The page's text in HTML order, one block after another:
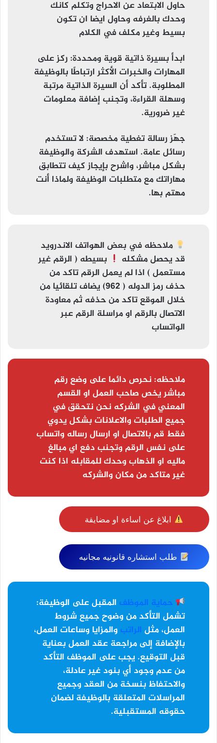
حاول الابتعاد عن الاحراج وتكلم كانك
وحدك بالغرفه وحاول ايضا ان تكون
بسيط وغير مكلف في الكلام
ابدأ بسيرة ذاتية قوية ومحددة: ركز على
المهارات والخبرات الأكثر ارتباطًا بالوظيفة
المطلوبة. تأكد أن السيرة الذاتية مرتبة
وسهلة القراءة، وتجنب إضافة معلومات
غير ضرورية.
جهّز رسالة تغطية مخصصة: لا تستخدم
رسائل عامة. استهدف الشركة والوظيفة
بشكل مباشر، واشرح بإيجاز كيف تتطابق
مهاراتك مع متطلبات الوظيفة ولماذا أنت
مهتم بها.
ملاحظهفي بعض الهواتف الاندرويد
قد يحصل مشكله
بسيطه ( الرقم غير
مستعمل ) اذا لم يعمل الرقم تاكد من
حذف رمز الدوله ( 962) يضاف تلقائيا من
خلال الموقع تاكد من حذفه ثم معاودة
الاتصال بالرقم او مراسلة الرقم عبر
الواتساب
ملاحظه: نحرص دائما على وضع رقم
مباشر يخص صاحب العمل او القسم
المعني في الشركه نحن نتحقق في
جميع الطلبات والاعلانات بشكل يدوي
فقط قم بالاتصال او ارسال رساله واتساب
على نفس الرقم وتجنب دفع اي مبالغ
ماليه او الذهاب وحدك للمقابله اذا كنت
غير متاكد من مكان والشركه
ابلاغ عن اساءة او مضايقة
طلب استشاره قانونيه مجانيه
حماية الموظف المقبل على الوظيفة:
تشمل التأكد من وضوح جميع شروط
العمل، مثل الراتب والمزايا وساعات العمل،
بالإضافة إلى مراجعة عقد العمل بعناية
قبل التوقيع. يجب على الموظف التأكد
من عدم وجود أي بنود غير عادلة،
والاحتفاظ بنسخة من العقد وجميع
المراسلات المتعلقة بالوظيفة لضمان
حقوقه المستقبلية.